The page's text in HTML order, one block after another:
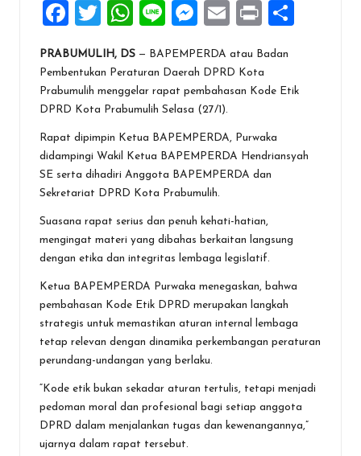
F
ce
b
o
o
k
T
tt
er
W
at
s
A
p
p
Li
e
M
se
n
g
er
E
ai
l
Pr
t
e
PRABUMULIH, DS — BAPEMPERDA atau Badan
Pembentukan Peraturan Daerah DPRD Kota
Prabumulih menggelar rapat pembahasan Kode Etik
DPRD Kota Prabumulih Selasa (27/1).
Rapat dipimpin Ketua BAPEMPERDA, Purwaka
didampingi Wakil Ketua BAPEMPERDA Hendriansyah
SE serta dihadiri Anggota BAPEMPERDA dan
Sekretariat DPRD Kota Prabumulih.
Suasana rapat serius dan penuh kehati-hatian,
mengingat materi yang dibahas berkaitan langsung
dengan etika dan integritas lembaga legislatif.
Ketua BAPEMPERDA Purwaka menegaskan, bahwa
pembahasan Kode Etik DPRD merupakan langkah
strategis untuk memastikan aturan internal lembaga
tetap relevan dengan dinamika perkembangan peraturan
perundang-undangan yang berlaku.
“Kode etik bukan sekadar aturan tertulis, tetapi menjadi
pedoman moral dan profesional bagi setiap anggota
DPRD dalam menjalankan tugas dan kewenangannya,”
ujarnya dalam rapat tersebut.